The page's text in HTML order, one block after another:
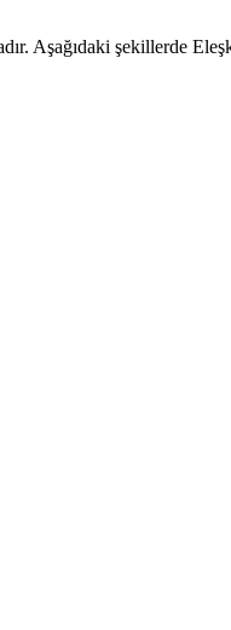
Aşağıdaki şekillerde